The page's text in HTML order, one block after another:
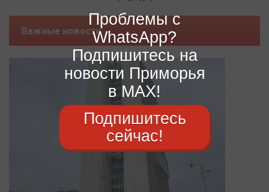
Важные новости
Проблемы с
WhatsApp?
Подпишитесь на
новости Приморья
в MAX!
Подпишитесь
сейчас!